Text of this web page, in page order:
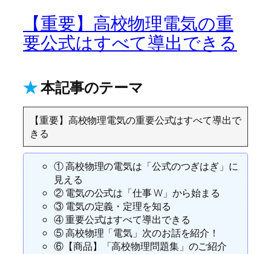
【重要】高校物理電気の重
要公式はすべて導出できる
★本記事のテーマ
【重要】高校物理電気の重要公式はすべて導出で
きる
① 高校物理の電気は「公式のつぎはぎ」に
見える
② 電気の公式は「仕事 W」から始まる
③ 電気の定義・定理を知る
④ 重要公式はすべて導出できる
⑤ 高校物理「電気」次のお話を紹介！
⑥【商品】「高校物理問題集」のご紹介